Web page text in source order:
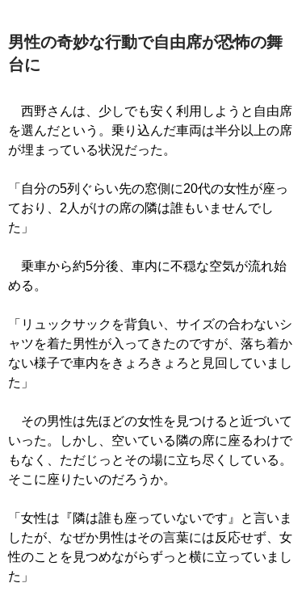
男性の奇妙な行動で自由席が恐怖の舞
台に
西野さんは、少しでも安く利用しようと自由席
を選んだという。乗り込んだ車両は半分以上の席
が埋まっている状況だった。
「自分の5列ぐらい先の窓側に20代の女性が座っ
ており、2人がけの席の隣は誰もいませんでし
た」
乗車から約5分後、車内に不穏な空気が流れ始
める。
「リュックサックを背負い、サイズの合わないシ
ャツを着た男性が入ってきたのですが、落ち着か
ない様子で車内をきょろきょろと見回していまし
た」
その男性は先ほどの女性を見つけると近づいて
いった。しかし、空いている隣の席に座るわけで
もなく、ただじっとその場に立ち尽くしている。
そこに座りたいのだろうか。
「女性は『隣は誰も座っていないです』と言いま
したが、なぜか男性はその言葉には反応せず、女
性のことを見つめながらずっと横に立っていまし
た」